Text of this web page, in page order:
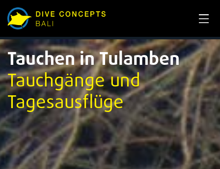
Tauchen in Tulamben
Tauchgänge und
Tagesausflüge